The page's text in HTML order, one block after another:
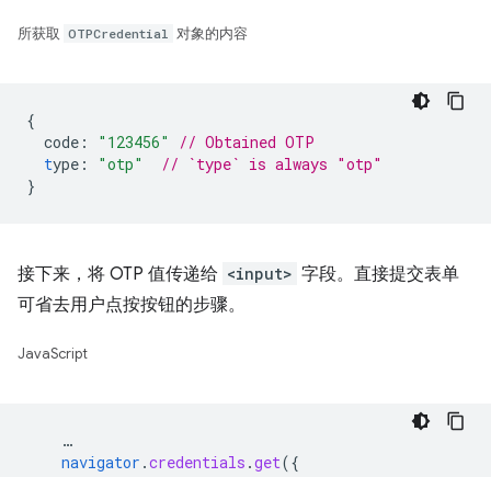
所获取 OTPCredential 对象的内容
{
code : "123456"
// Obtained OTP
type : "otp"
// `type` is always "otp"
}
接下来，将 OTP 值传递给 <input> 字段。直接提交表单
可省去用户点按按钮的步骤。
JavaScript
…
navigator .credentials .get({